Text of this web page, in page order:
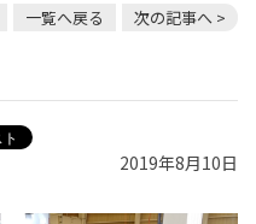
一覧へ戻る 次の記事へ >
2019年8月10日